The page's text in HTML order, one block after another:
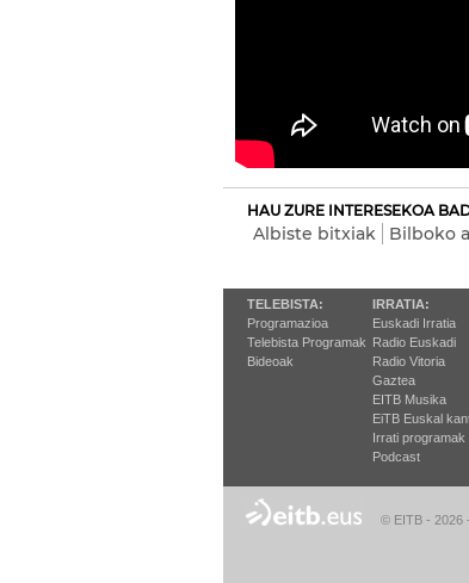
HAU ZURE INTERESEKOA
Albiste bitxiak Bilboko
TELEBISTA:
Programazioa
Telebista Programak
Bideoak
IRRATIA:
Euskadi Irratia
Radio Euskadi
Radio Vitoria
Gaztea
EITB Musika
EiTB Euskal
Irrati programak
Podcast
© EITB - 2026 -